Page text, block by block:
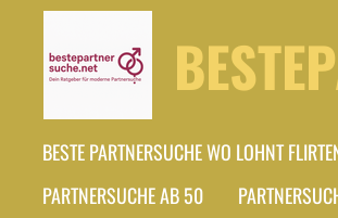
Hauptinhalt
BESTE PARTNERSUCHE WO LOHNT
PARTNERSUCHE AB 50